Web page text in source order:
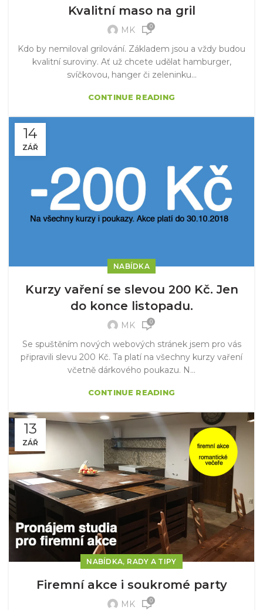
Kvalitní maso na gril
MK 0
Kdo by nemiloval grilování. Základem jsou a vždy budou
kvalitní suroviny. Ať už chcete udělat hamburger,
svíčkovou, hanger či zeleninku...
CONTINUE READING
14
ZÁŘ
NABÍDKA
Kurzy vaření se slevou 200 Kč. Jen
do konce listopadu.
MK 0
Se spuštěním nových webových stránek jsem pro vás
připravili slevu 200 Kč. Ta platí na všechny kurzy vaření
včetně dárkového poukazu. N...
CONTINUE READING
13
ZÁŘ
NABÍDKA, RADY A TIPY
Firemní akce i soukromé party
MK 0